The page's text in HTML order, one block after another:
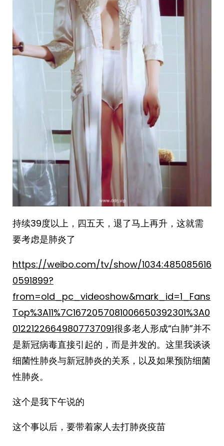
持续39度以上，四五天，退了马上再升，这就需
要考虑是肺炎了
https://weibo.com/tv/show/1034:485085616
0591899?
from=old_pc_videoshow&mark_id=1_Fans
Top%3A11%7C1672057081006650392301%3A0
01221226649807737091很多老人形成“白肺”并不
是新冠病毒直接引起的，而是并发的。这里我谈谈
细菌性肺炎与新冠肺炎的关系，以及如果预防细菌
性肺炎。
这个是我下午说的
这个事以后，要带着家人去打肺炎疫苗